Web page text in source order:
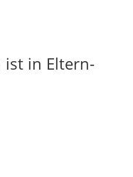
ist in Eltern­